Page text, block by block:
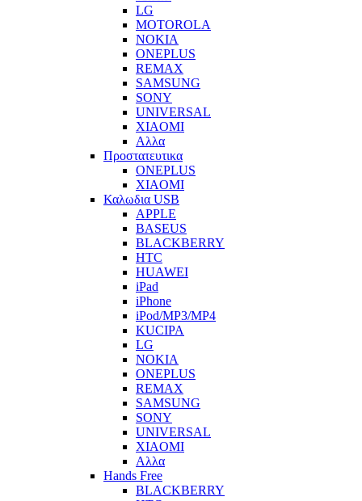
LG
MOTOROLA
NOKIA
ONEPLUS
REMAX
SAMSUNG
SONY
UNIVERSAL
XIAOMI
Αλλα
Προστατευτικα
ONEPLUS
XIAOMI
Καλωδια USB
APPLE
BASEUS
BLACKBERRY
HTC
HUAWEI
iPad
iPhone
iPod/MP3/MP4
KUCIPA
LG
NOKIA
ONEPLUS
REMAX
SAMSUNG
SONY
UNIVERSAL
XIAOMI
Αλλα
Hands Free
BLACKBERRY